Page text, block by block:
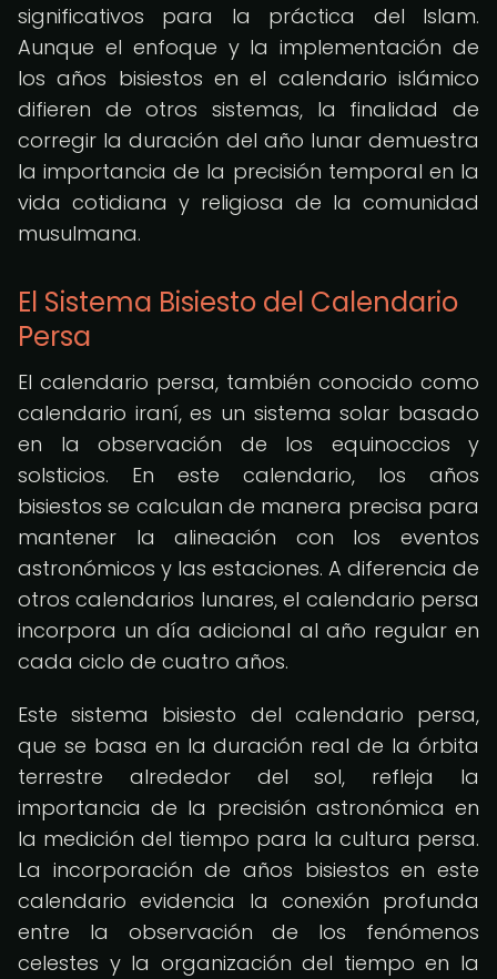
significativos para la práctica del Islam.
Aunque el enfoque y la implementación de
los años bisiestos en el calendario islámico
difieren de otros sistemas, la finalidad de
corregir la duración del año lunar demuestra
la importancia de la precisión temporal en la
vida cotidiana y religiosa de la comunidad
musulmana.
El Sistema Bisiesto del Calendario
Persa
El calendario persa, también conocido como
calendario iraní, es un sistema solar basado
en la observación de los equinoccios y
solsticios. En este calendario, los años
bisiestos se calculan de manera precisa para
mantener la alineación con los eventos
astronómicos y las estaciones. A diferencia de
otros calendarios lunares, el calendario persa
incorpora un día adicional al año regular en
cada ciclo de cuatro años.
Este sistema bisiesto del calendario persa,
que se basa en la duración real de la órbita
terrestre alrededor del sol, refleja la
importancia de la precisión astronómica en
la medición del tiempo para la cultura persa.
La incorporación de años bisiestos en este
calendario evidencia la conexión profunda
entre la observación de los fenómenos
celestes y la organización del tiempo en la